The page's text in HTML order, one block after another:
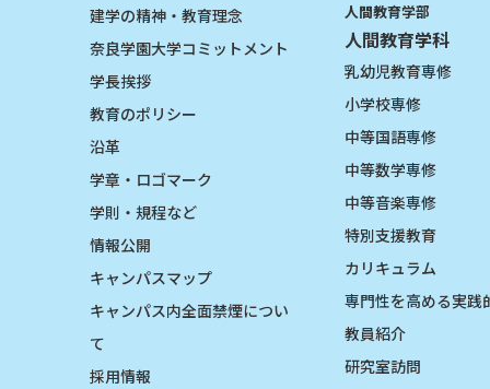
建学の精神・教育理念
奈良学園大学コミットメント
学長挨拶
教育のポリシー
沿革
学章・ロゴマーク
学則・規程など
情報公開
キャンパスマップ
キャンパス内全面禁煙につい
て
採用情報
人間教育学部
人間教育学科
乳幼児教育専修
小学校専修
中等国語専修
中等数学専修
中等音楽専修
特別支援教育
カリキュラム
専門性を高める実践
教員紹介
研究室訪問